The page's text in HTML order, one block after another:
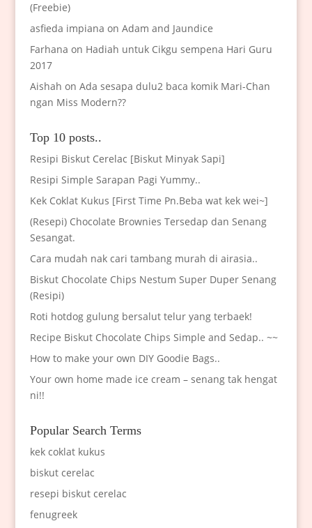
(Freebie)
asfieda impiana on Adam and Jaundice
Farhana on Hadiah untuk Cikgu sempena Hari Guru
2017
Aishah on Ada sesapa dulu2 baca komik Mari-Chan
ngan Miss Modern??
Top 10 posts..
Resipi Biskut Cerelac [Biskut Minyak Sapi]
Resipi Simple Sarapan Pagi Yummy..
Kek Coklat Kukus [First Time Pn.Beba wat kek wei~]
(Resepi) Chocolate Brownies Tersedap dan Senang
Sesangat.
Cara mudah nak cari tambang murah di airasia..
Biskut Chocolate Chips Nestum Super Duper Senang
(Resipi)
Roti hotdog gulung bersalut telur yang terbaek!
Recipe Biskut Chocolate Chips Simple and Sedap.. ~~
How to make your own DIY Goodie Bags..
Your own home made ice cream – senang tak hengat
ni!!
Popular Search Terms
kek coklat kukus
biskut cerelac
resepi biskut cerelac
fenugreek